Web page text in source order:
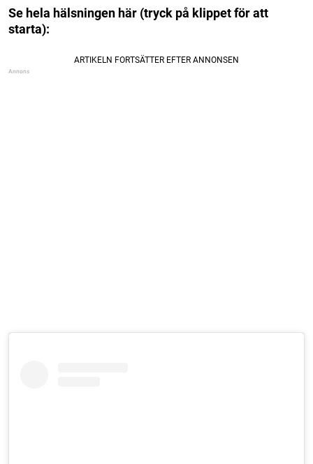
Se hela hälsningen här (tryck på klippet för att
starta):